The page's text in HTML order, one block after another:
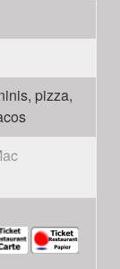
pizza,